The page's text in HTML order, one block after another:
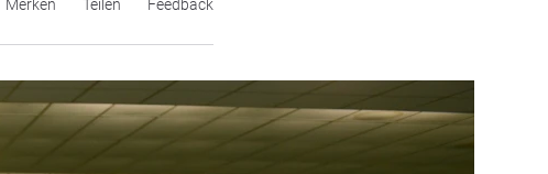
Merken Teilen Feedback